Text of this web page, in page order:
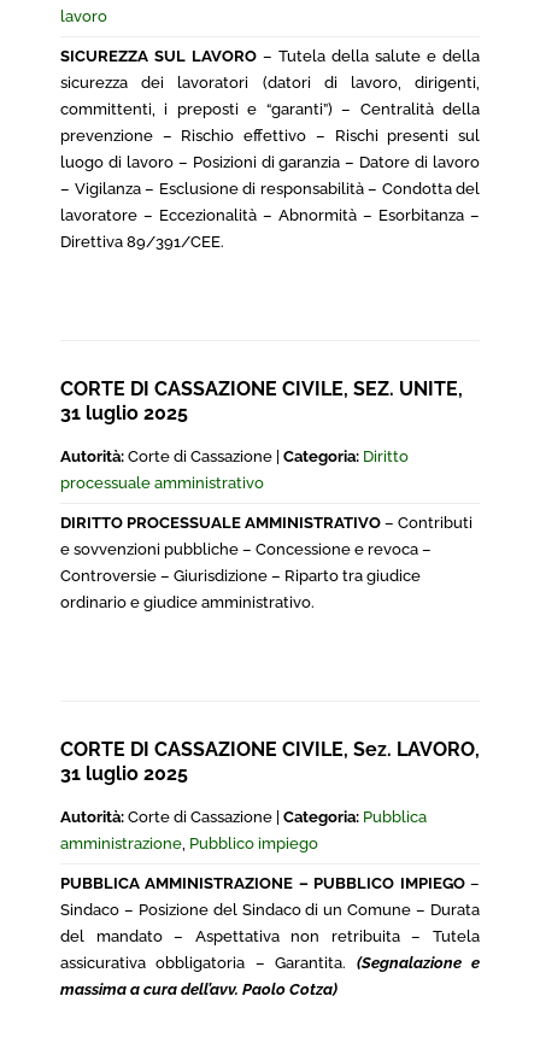
lavoro
SICUREZZA SUL LAVORO – Tutela della salute e della
sicurezza dei lavoratori (datori di lavoro, dirigenti,
committenti, i preposti e “garanti”) – Centralità della
prevenzione – Rischio effettivo – Rischi presenti sul
luogo di lavoro – Posizioni di garanzia – Datore di lavoro
– Vigilanza – Esclusione di responsabilità – Condotta del
lavoratore – Eccezionalità – Abnormità – Esorbitanza –
Direttiva 89/391/CEE.
CORTE DI CASSAZIONE CIVILE, SEZ. UNITE,
31 luglio 2025
Autorità: Corte di Cassazione | Categoria: Diritto
processuale amministrativo
DIRITTO PROCESSUALE AMMINISTRATIVO – Contributi
e sovvenzioni pubbliche – Concessione e revoca –
Controversie – Giurisdizione – Riparto tra giudice
ordinario e giudice amministrativo.
CORTE DI CASSAZIONE CIVILE, Sez. LAVORO,
31 luglio 2025
Autorità: Corte di Cassazione | Categoria: Pubblica
amministrazione, Pubblico impiego
PUBBLICA AMMINISTRAZIONE – PUBBLICO IMPIEGO–
Sindaco – Posizione del Sindaco di un Comune – Durata
del mandato – Aspettativa non retribuita – Tutela
assicurativa obbligatoria – Garantita. (Segnalazione e
massima a cura dell’avv. Paolo Cotza)